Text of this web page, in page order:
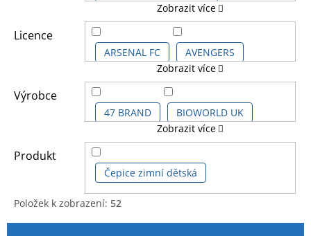
HERNÍ LICENCE
DĚTSKÉ LICENCE A FILMY
FOTBALOVÉ LICENCE
KOMIKSOVÉ A ANIME LICENCE
Zobrazit více
Licence
ARSENAL FC AVENGERS
AVENGERS CLASSIC COMICS
AVENGERS SÉRIE BATMAN
BATMAN CLASSIC COMICS
Zobrazit více
Výrobce
47 BRAND BIOWORLD UK
TRADEMARK COLLECTIONS Ltd.
Zobrazit více
Produkt
Čepice zimní dětská
Položek k zobrazení: 52